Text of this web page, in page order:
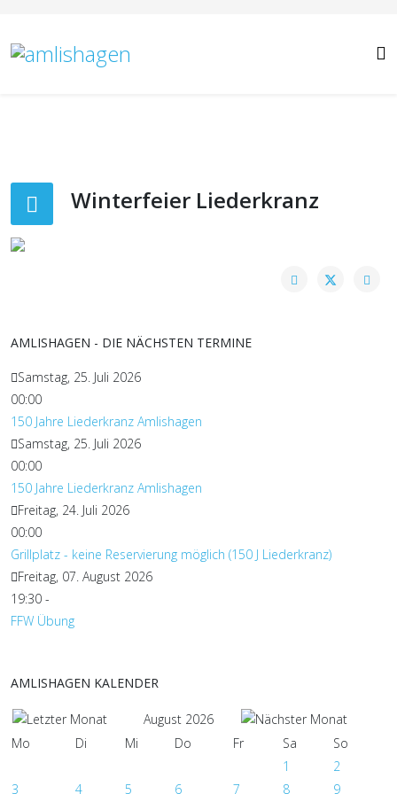
Winterfeier Liederkranz
AMLISHAGEN - DIE NÄCHSTEN TERMINE
Samstag, 25. Juli 2026
00:00
150 Jahre Liederkranz Amlishagen
Samstag, 25. Juli 2026
00:00
150 Jahre Liederkranz Amlishagen
Freitag, 24. Juli 2026
00:00
Grillplatz - keine Reservierung möglich (150 J Liederkranz)
Freitag, 07. August 2026
19:30 -
FFW Übung
AMLISHAGEN KALENDER
August 2026
Mo
Di Mi Do Fr Sa
So
1
2
3
4 5 6 7 8 9